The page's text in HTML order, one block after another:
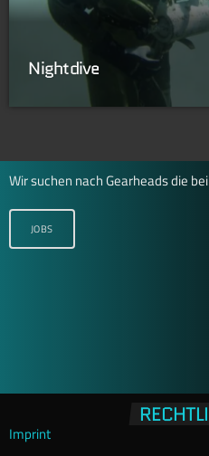
Nightdive
Wir suchen nach Gearheads die
JOBS
Imprint